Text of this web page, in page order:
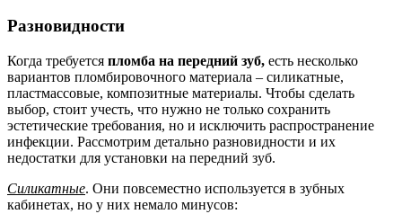
Разновидности
Когда требуется пломба на передний зуб, есть несколько
вариантов пломбировочного материала – силикатные,
пластмассовые, композитные материалы. Чтобы сделать
выбор, стоит учесть, что нужно не только сохранить
эстетические требования, но и исключить распространение
инфекции. Рассмотрим детально разновидности и их
недостатки для установки на передний зуб.
Силикатные. Они повсеместно используется в зубных
кабинетах, но у них немало минусов: